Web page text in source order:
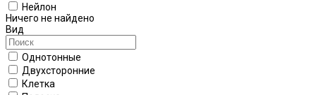
Нейлон
Ничего не найдено
Вид
Однотонные
Двухсторонние
Клетка